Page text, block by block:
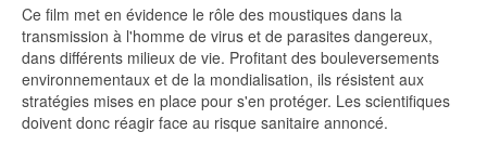
Ce film met en évidence le rôle des moustiques dans la
transmission à l'homme de virus et de parasites dangereux,
dans différents milieux de vie. Profitant des bouleversements
environnementaux et de la mondialisation, ils résistent aux
stratégies mises en place pour s'en protéger. Les scientifiques
doivent donc réagir face au risque sanitaire annoncé.